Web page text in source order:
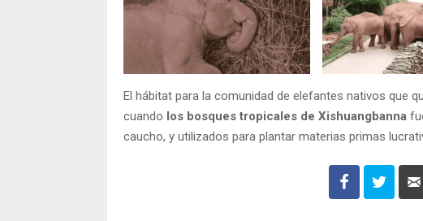
El hábitat para la comunidad de elefantes nativos que
cuando los bosques tropicales de Xishuangbanna
caucho, y utilizados para plantar materias primas